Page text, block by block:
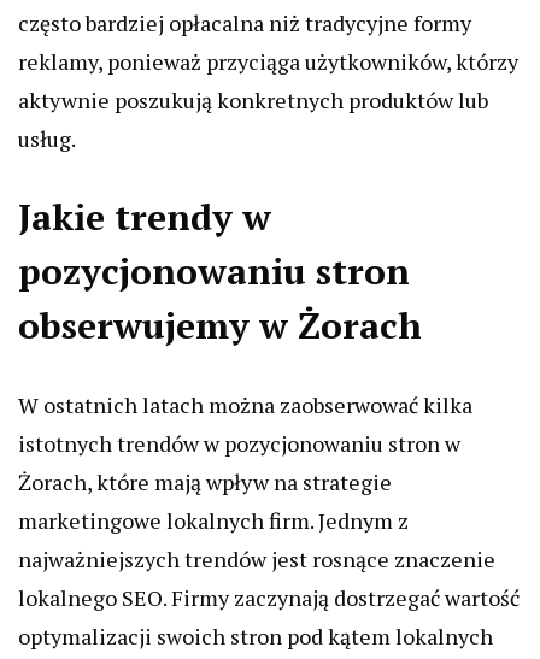
często bardziej opłacalna niż tradycyjne formy
reklamy, ponieważ przyciąga użytkowników, którzy
aktywnie poszukują konkretnych produktów lub
usług.
Jakie trendy w
pozycjonowaniu stron
obserwujemy w Żorach
W ostatnich latach można zaobserwować kilka
istotnych trendów w pozycjonowaniu stron w
Żorach, które mają wpływ na strategie
marketingowe lokalnych firm. Jednym z
najważniejszych trendów jest rosnące znaczenie
lokalnego SEO. Firmy zaczynają dostrzegać wartość
optymalizacji swoich stron pod kątem lokalnych